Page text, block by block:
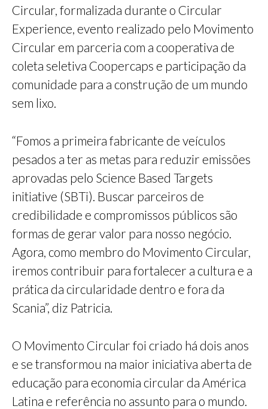
Circular, formalizada durante o Circular
Experience, evento realizado pelo Movimento
Circular em parceria com a cooperativa de
coleta seletiva Coopercaps e participação da
comunidade para a construção de um mundo
sem lixo.
“Fomos a primeira fabricante de veículos
pesados a ter as metas para reduzir emissões
aprovadas pelo Science Based Targets
initiative (SBTi). Buscar parceiros de
credibilidade e compromissos públicos são
formas de gerar valor para nosso negócio.
Agora, como membro do Movimento Circular,
iremos contribuir para fortalecer a cultura e a
prática da circularidade dentro e fora da
Scania”, diz Patricia.
O Movimento Circular foi criado há dois anos
e se transformou na maior iniciativa aberta de
educação para economia circular da América
Latina e referência no assunto para o mundo.